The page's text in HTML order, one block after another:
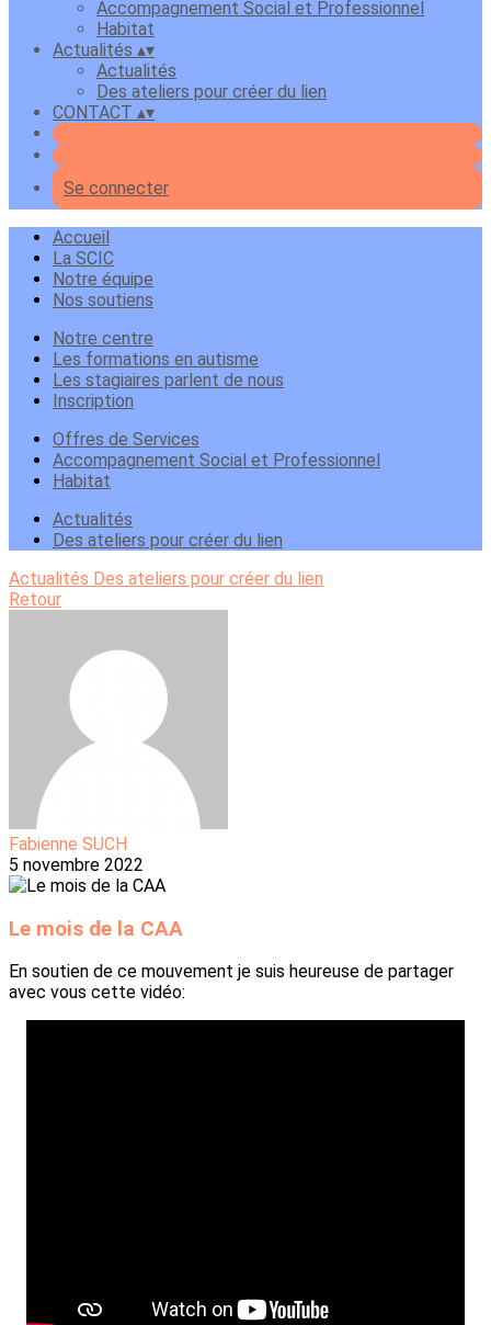
Accompagnement Social et Professionnel
Habitat
Actualités ▴▾
Actualités
Des ateliers pour créer du lien
CONTACT ▴▾
Se connecter
Accueil
La SCIC
Notre équipe
Nos soutiens
Notre centre
Les formations en autisme
Les stagiaires parlent de nous
Inscription
Offres de Services
Accompagnement Social et Professionnel
Habitat
Actualités
Des ateliers pour créer du lien
Actualités Des ateliers pour créer du lien
Retour
Fabienne SUCH
5 novembre 2022
Le mois de la CAA
En soutien de ce mouvement je suis heureuse de partager
avec vous cette vidéo: